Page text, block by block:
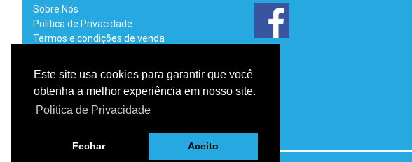
Este site usa cookies para garantir que você
obtenha a melhor experiência em nosso site.
Politica de Privacidade
Fechar Aceito
Sobre Nós
Política de Privacidade
Termos e condições de venda
Link Uteis - RAL
Livro de Reclamações Electrónico
RGPD